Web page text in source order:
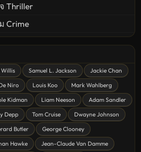
Thriller
Crime
Willis Samuel L. Jackson
Jackie Chan
Niro Louis Koo
Mark Wahlberg
Kidman Liam Neeson
Adam Sandler
Depp Tom Cruise
Dwayne Johnson
Butler
George Clooney
Hawke
Jean-Claude Van Damme